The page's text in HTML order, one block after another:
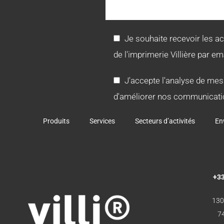
Je souhaite recevoir les
de l'imprimerie Villière par
J'accepte l'analyse de
d'améliorer nos
Produits Services Secteurs d’activités